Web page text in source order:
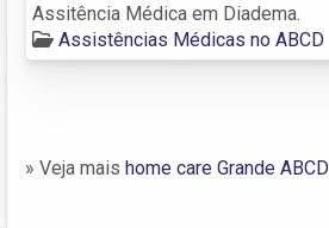
Assitência Médica em Diadema.
Assistências Médicas no ABCD
» Veja mais home care Grande ABCD